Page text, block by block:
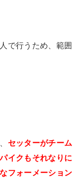
で行うため、範囲
セッターがチーム
イクもそれなりに
フォーメーション